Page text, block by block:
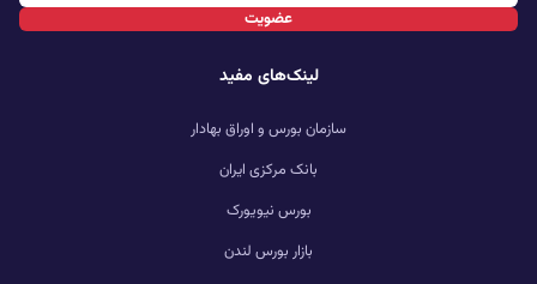
عضویت
لینک‌های مفید
سازمان بورس و اوراق بهادار
بانک مرکزی ایران
بورس نیویورک
بازار بورس لندن